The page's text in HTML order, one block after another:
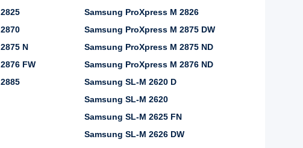
Samsung ProXpress M 2826
Samsung ProXpress M 2875 DW
N
Samsung ProXpress M 2875 ND
FW
Samsung ProXpress M 2876 ND
Samsung SL-M 2620 D
Samsung SL-M 2620
Samsung SL-M 2625 FN
Samsung SL-M 2626 DW